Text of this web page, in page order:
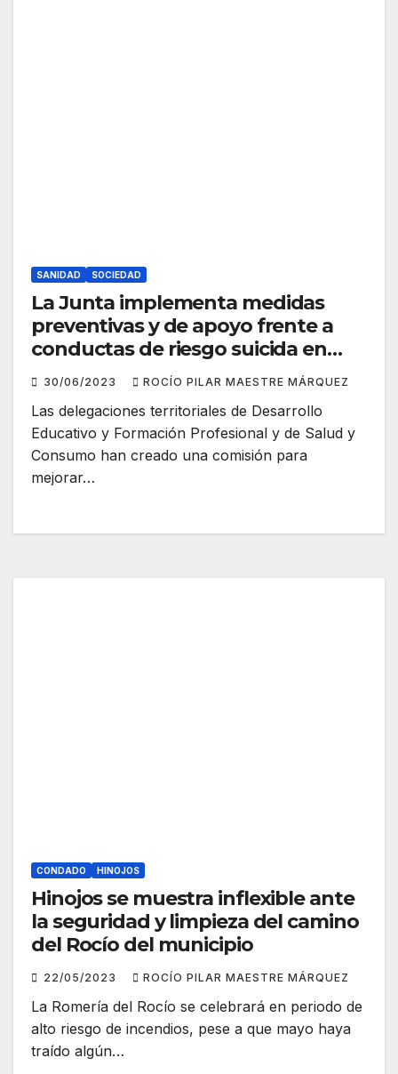
SANIDAD SOCIEDAD
La Junta implementa medidas
preventivas y de apoyo frente a
conductas de riesgo suicida en
menores
30/06/2023 ROCÍO PILAR MAESTRE MÁRQUEZ
Las delegaciones territoriales de Desarrollo
Educativo y Formación Profesional y de Salud y
Consumo han creado una comisión para
mejorar…
CONDADO HINOJOS
Hinojos se muestra inflexible ante
la seguridad y limpieza del camino
del Rocío del municipio
22/05/2023 ROCÍO PILAR MAESTRE MÁRQUEZ
La Romería del Rocío se celebrará en periodo de
alto riesgo de incendios, pese a que mayo haya
traído algún…